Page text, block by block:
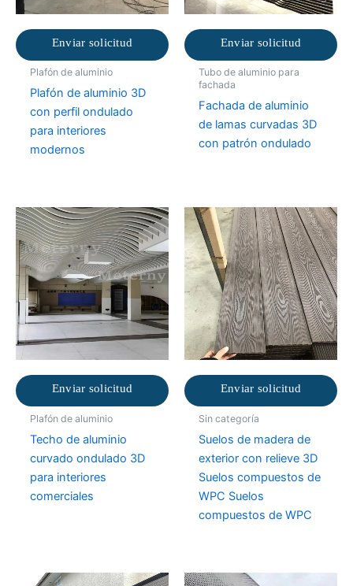
Enviar solicitud
Plafón de aluminio
Plafón de aluminio 3D
con perfil ondulado
para interiores
modernos
Enviar solicitud
Tubo de aluminio para
fachada
Fachada de aluminio
de lamas curvadas 3D
con patrón ondulado
Enviar solicitud
Plafón de aluminio
Techo de aluminio
curvado ondulado 3D
para interiores
comerciales
Enviar solicitud
Sin categoría
Suelos de madera de
exterior con relieve 3D
Suelos compuestos de
WPC Suelos
compuestos de WPC